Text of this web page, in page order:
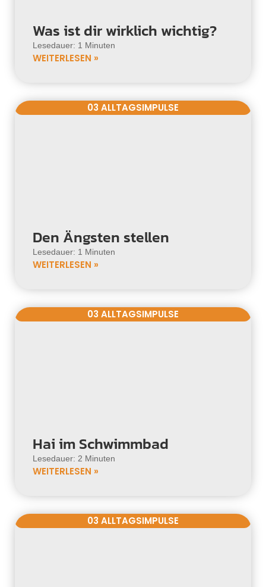
Was ist dir wirklich wichtig?
Lesedauer: 1 Minuten
WEITERLESEN »
03 ALLTAGSIMPULSE
Den Ängsten stellen
Lesedauer: 1 Minuten
WEITERLESEN »
03 ALLTAGSIMPULSE
Hai im Schwimmbad
Lesedauer: 2 Minuten
WEITERLESEN »
03 ALLTAGSIMPULSE